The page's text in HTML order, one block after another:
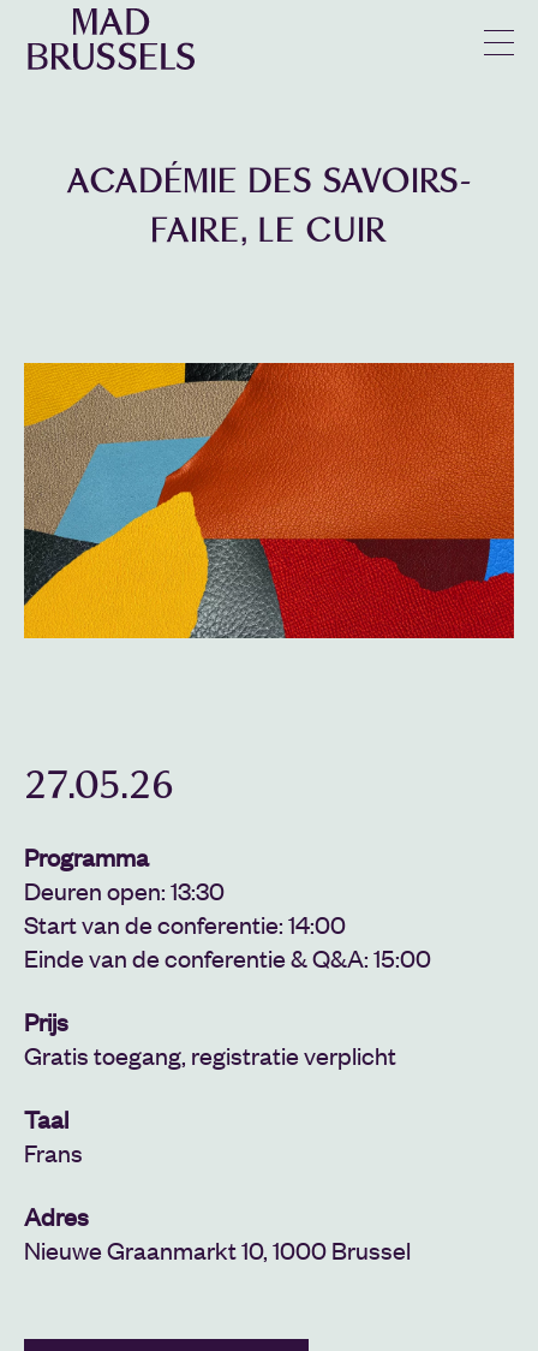
ACADÉMIE DES SAVOIRS-
FAIRE, LE CUIR
27.05.26
Programma
Deuren open: 13:30
Start van de conferentie: 14:00
Einde van de conferentie & Q&A: 15:00
Prijs
Gratis toegang, registratie verplicht
Taal
Frans
Adres
Nieuwe Graanmarkt 10, 1000 Brussel